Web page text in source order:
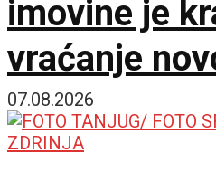
imovine je
vraćanje
omogućilo
Ukrajini
07.08.2026